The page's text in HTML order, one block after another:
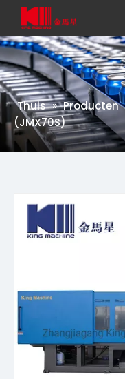
Thuis » Producten
(JMX70S)